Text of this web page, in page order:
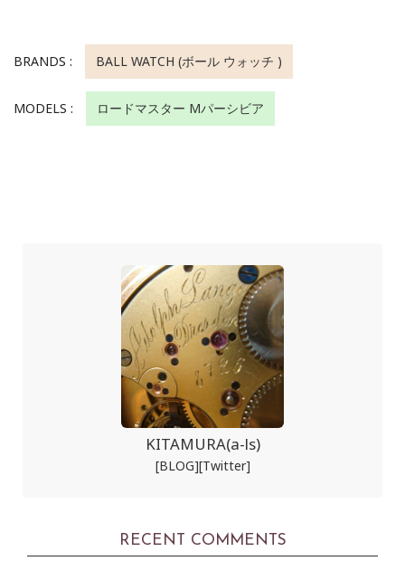
BRANDS : BALL WATCH (ボール ウォッチ )
MODELS : ロードマスター Mパーシビア
KITAMURA(a-ls)
[BLOG][Twitter]
RECENT COMMENTS